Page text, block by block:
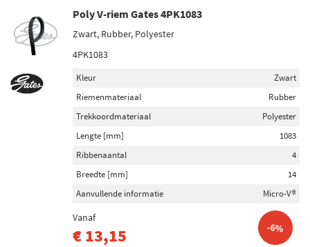
Poly V-riem Gates 4PK1083
Zwart, Rubber, Polyester
4PK1083
Kleur
Zwart
Riemenmateriaal
Rubber
Trekkoordmateriaal
Polyester
Lengte [mm]
1083
Ribbenaantal
4
Breedte [mm]
14
Aanvullende informatie
Micro-V®
Vanaf
€ 13,15 -6%